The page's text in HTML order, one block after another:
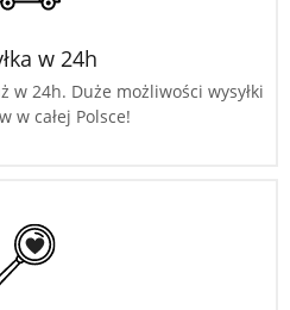
w 24h
w 24h. Duże możliwości wysyłki
w całej Polsce!